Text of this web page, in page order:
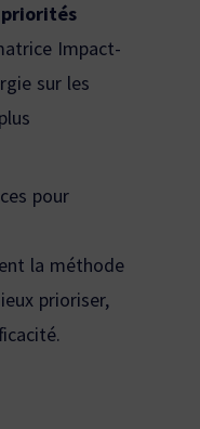
Impact-
sur les
pour
la méthode
prioriser,